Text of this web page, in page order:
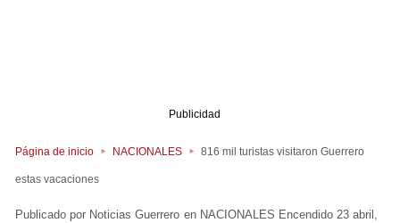
Publicidad
Página de inicio NACIONALES 816 mil turistas visitaron Guerrero
estas vacaciones
Noticias Guerrero en NACIONALES Encendido 23 abril,